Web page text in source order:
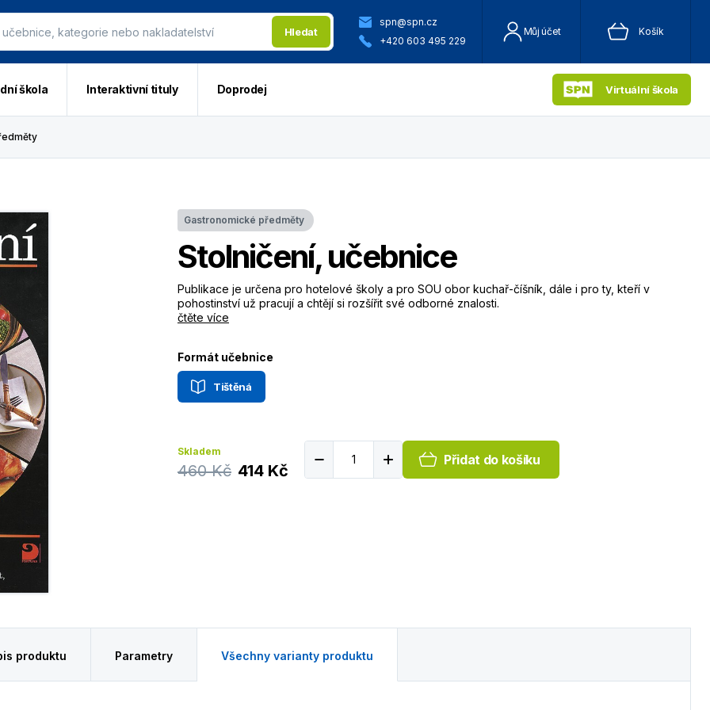
Hledat
spn@spn.cz
+420 603 495 229
Můj účet Košík
škola Interaktivní tituly Doprodej Virtuální škola
Gastronomické předměty
Stolničení, učebnice
Publikace je určena pro hotelové školy a pro SOU obor kuchař-číšník, dále i pro ty, kteří v
pohostinství už pracují a chtějí si rozšířit své odborné znalosti.
čtěte více
Formát učebnice
Tištěná
Skladem
460 Kč 414 Kč
Přidat do košíku
produktu Parametry Všechny varianty produktu